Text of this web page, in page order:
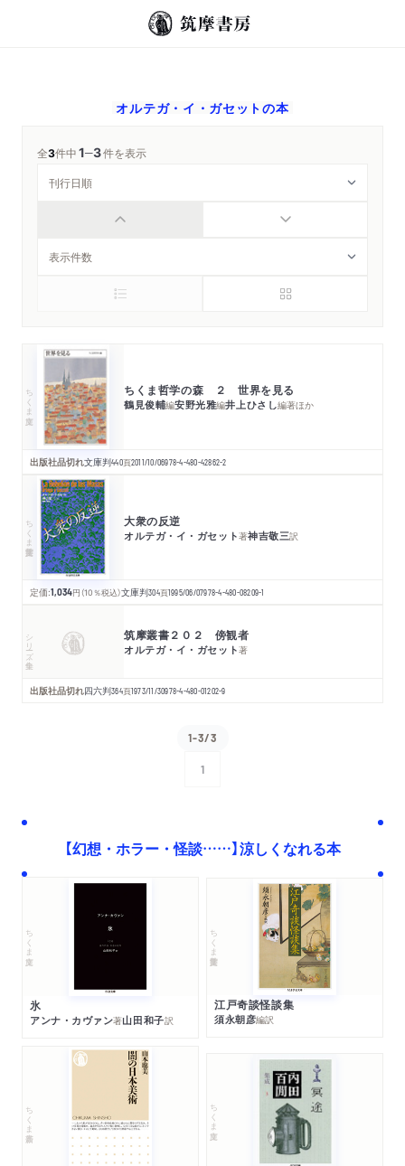
オルテガ・イ・ガセットの本
全3件中1─3件を表示
ちくま文庫 ちくま哲学の森 ２ 世界を見る
鶴見俊輔編安野光雅編井上ひさし編著ほか
出版社品切れ文庫判440頁2011/10/06978-4-480-42862-2
ちくま学芸文庫 大衆の反逆
オルテガ・イ・ガセット著神吉敬三訳
定価:1,034円 （10％税込）文庫判304頁1995/06/07978-4-480-08209-1
シリーズ・全集 筑摩叢書２０２ 傍観者
オルテガ・イ・ガセット著
出版社品切れ四六判364頁1973/11/30978-4-480-01202-9
1-3/3
1
【幻想・ホラー・怪談……】涼しくなれる本
ちくま文庫
氷
アンナ・カヴァン著山田和子訳
ちくま学芸文庫
江戸奇談怪談集
須永朝彦編訳
ちくま新書 ちくま文庫